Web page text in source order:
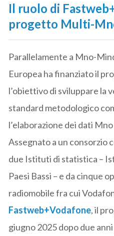
Il ruolo di
progetto Multi-
Parallelamente a Mno-
Europea ha finanziato il
l’obiettivo di sviluppare la
standard metodologico
l’elaborazione dei dati
Assegnato a un consorzio
due Istituti di statistica –
Paesi Bassi – e da cinque
radiomobile fra cui
Fastweb+Vodafone, il
giugno 2025 dopo due